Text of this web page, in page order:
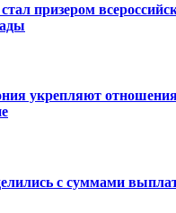
призером
укрепляют
с суммами